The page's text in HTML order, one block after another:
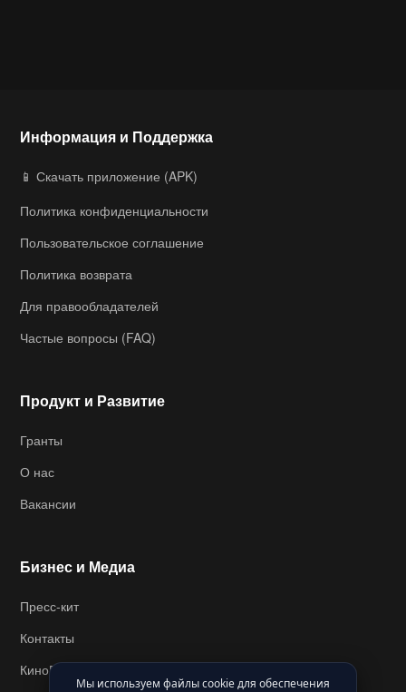
Мы используем файлы cookie для обеспечения
Информация и Поддержка
📱 Скачать приложение (APK)
Политика конфиденциальности
Пользовательское соглашение
Политика возврата
Для правообладателей
Частые вопросы (FAQ)
Продукт и Развитие
Гранты
О нас
Вакансии
Бизнес и Медиа
Пресс-кит
Контакты
КиноВикипедия